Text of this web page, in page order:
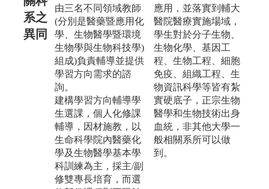
系之
異同
由三名不同領域教師
(分別是醫藥暨應用化
學、生物醫學暨環境
生物學與生物科技學)
組成)負責輔導並提供
學習方向需求的諮
詢。
建構學習方向輔導學
生選課，個人化修課
輔導，因材施教，以
生命科學院內醫藥化
學及生物醫學基本學
科訓練為主，採主/副
修雙專長培育，而選
應用，並落實到輔大
醫院醫療實施場域，
學生對於分子生物、
生物化學、基因工
程、生物工程、細胞
免疫、組織工程、生
物資訊科學等皆有紮
實硬底子，正宗生物
醫學和生物技術出身
血統，非其他大學一
般相關系所可以做
到。